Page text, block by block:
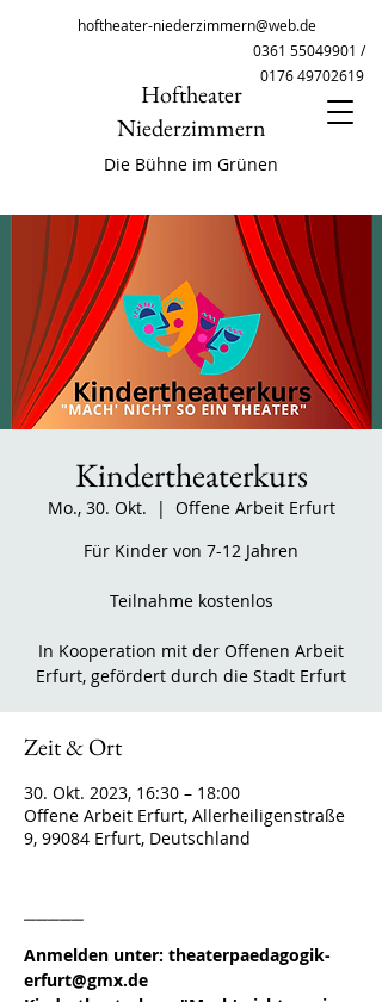
hoftheater-niederzimmern@web.de
Hoftheater
Niederzimmern
0361 55049901 /
0176 49702619
Die Bühne im Grünen
Kindertheaterkurs
Mo., 30. Okt.
  |
Offene Arbeit Erfurt
Für Kinder von 7-12 Jahren
Teilnahme kostenlos
In Kooperation mit der Offenen Arbeit
Erfurt, gefördert durch die Stadt Erfurt
Zeit & Ort
30. Okt. 2023, 16:30 – 18:00
Offene Arbeit Erfurt, Allerheiligenstraße
9, 99084 Erfurt, Deutschland
Anmelden unter: theaterpaedagogik-
erfurt@gmx.de